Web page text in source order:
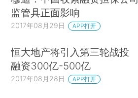
监管具正面影响
2017年08月29日 APP打开
恒大地产将引入第三轮战投
融资300亿-500亿
2017年08月28日 APP打开